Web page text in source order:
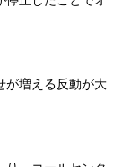
が増える反動が大